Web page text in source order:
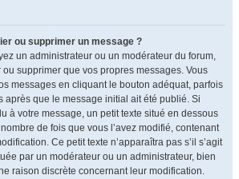
ou supprimer un message ?
un administrateur ou un modérateur du forum,
supprimer que vos propres messages. Vous
messages en cliquant le bouton adéquat, parfois
après que le message initial ait été publié. Si
à votre message, un petit texte situé en dessous
de fois que vous l’avez modifié, contenant
Ce petit texte n’apparaîtra pas s’il s’agit
par un modérateur ou un administrateur, bien
raison discrète concernant leur modification.